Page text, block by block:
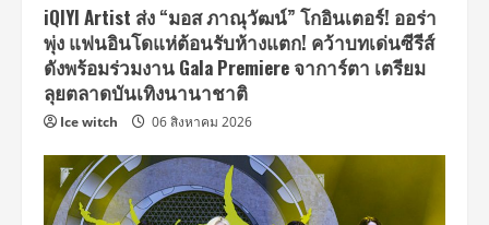
iQIYI Artist ส่ง “มอส ภาณุวัฒน์” โกอินเตอร์! ออร่า
พุ่ง แฟนอินโดแห่ต้อนรับห้างแตก! คว้าบทเด่นซีรีส์
ดังพร้อมร่วมงาน Gala Premiere จาการ์ตา เตรียม
ลุยตลาดบันเทิงนานาชาติ
Ice witch 06 สิงหาคม 2026